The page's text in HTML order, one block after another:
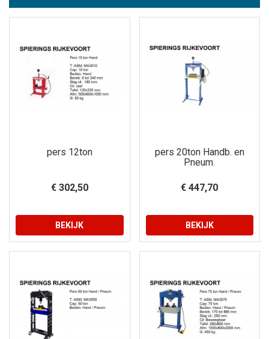
pers 12ton
€ 302,50
BEKIJK
pers 20ton Handb. en
Pneum.
€ 447,70
BEKIJK